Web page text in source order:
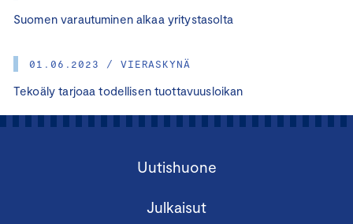
Suomen varautuminen alkaa yritystasolta
01.06.2023 / VIERASKYNÄ
Tekoäly tarjoaa todellisen tuottavuusloikan
Uutishuone
Julkaisut